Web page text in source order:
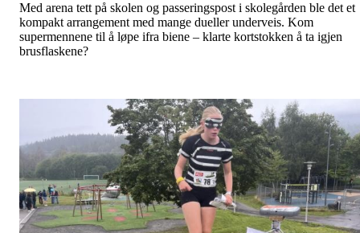
Med arena tett på skolen og passeringspost i skolegården ble det et
kompakt arrangement med mange dueller underveis. Kom
supermennene til å løpe ifra biene – klarte kortstokken å ta igjen
brusflaskene?